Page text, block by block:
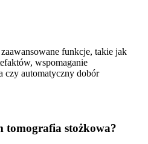
funkcje, takie jak
wspomaganie
czy automatyczny dobór
tomografia stożkowa?